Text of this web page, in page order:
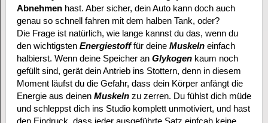
Abnehmenhast. Aber sicher, dein Auto kann doch auch
genau so schnell fahren mit dem halben Tank, oder?
Die Frage ist natürlich, wie lange kannst du das, wenn du
den wichtigsten Energiestofffür deine Muskelneinfach
halbierst. Wenn deine Speicher an Glykogenkaum noch
gefüllt sind, gerät dein Antrieb ins Stottern, denn in diesem
Moment läufst du die Gefahr, dass dein Körper anfängt die
Energie aus deinen Muskelnzu zerren. Du fühlst dich müde
und schleppst dich ins Studio komplett unmotiviert, und hast
den Eindruck, dass jeder ausgeführte Satz einfcah keine